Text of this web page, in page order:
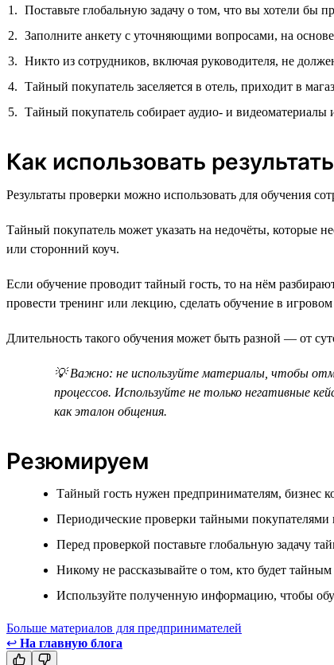
Поставьте глобальную задачу о том, что вы хотели бы
Заполните анкету с уточняющими вопросами, на
Никто из сотрудников, включая руководителя, не
Тайный покупатель заселяется в отель, приходит в
Тайный покупатель собирает аудио- и
Как использовать
Результаты проверки можно использовать для обучения
Тайный покупатель может указать на недочёты, которые
или сторонний коуч.
Если обучение проводит тайный гость, то на нём
провести тренинг или лекцию, сделать обучение в
Длительность такого обучения может быть разной — от
💡 Важно: не используйте материалы, чтобы
процессов. Используйте не только негативные
как эталон общения.
Резюмируем
Тайный гость нужен предпринимателям, бизнес
Периодические проверки тайными покупателями
Перед проверкой поставьте глобальную задачу
Никому не рассказывайте о том, кто будет
Используйте полученную информацию, чтобы
Больше материалов для предпринимателей
↩ На главную блога